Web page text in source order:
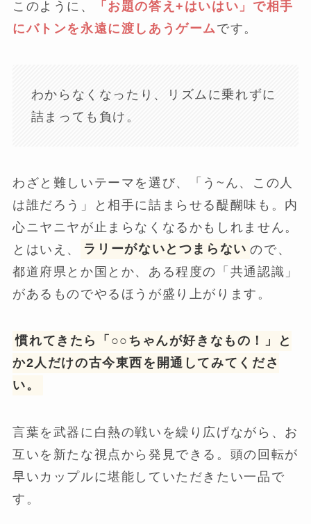
このように、
「お題の答え+はいはい」で相手
にバトンを永遠に渡しあうゲームです。
わからなくなったり、リズムに乗れずに
詰まっても負け。
わざと難しいテーマを選び、「う~ん、この人
は誰だろう」と相手に詰まらせる醍醐味も。内
心ニヤニヤが止まらなくなるかもしれません。
とはいえ、
ラリーがないとつまらない ので、
都道府県とか国とか、ある程度の「共通認識」
があるものでやるほうが盛り上がります。
慣れてきたら「○○ちゃんが好きなもの！」と
か2人だけの古今東西を開通してみてくださ
い。
言葉を武器に白熱の戦いを繰り広げながら、お
互いを新たな視点から発見できる。頭の回転が
早いカップルに堪能していただきたい一品で
す。